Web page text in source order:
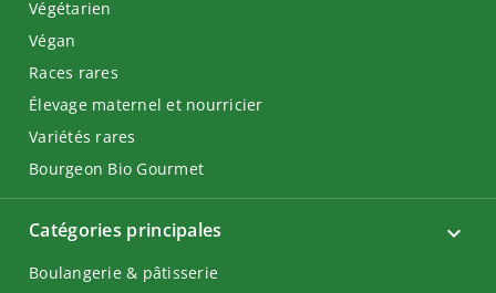
Catégories principales
Boulangerie & pâtisserie
Végétarien
Végan
Races rares
Élevage maternel et nourricier
Variétés rares
Bourgeon Bio Gourmet